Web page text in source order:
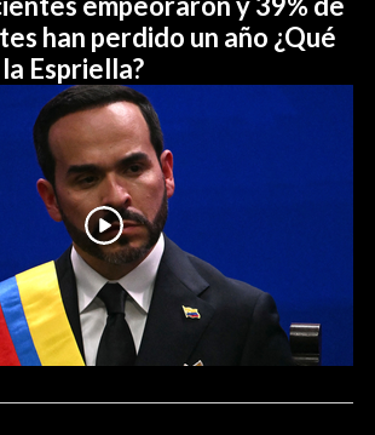
han perdido un año ¿Qué
Espriella?